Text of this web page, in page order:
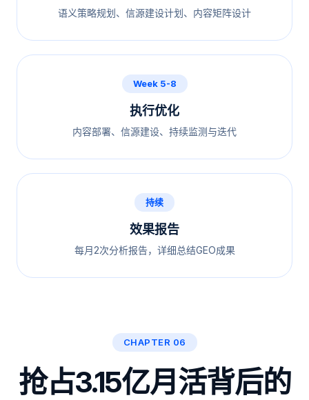
语义策略规划、信源建设计划、内容矩阵设计
Week 5-8
执行优化
内容部署、信源建设、持续监测与迭代
持续
效果报告
每月2次分析报告，详细总结GEO成果
CHAPTER 06
抢占3.15亿月活背后的